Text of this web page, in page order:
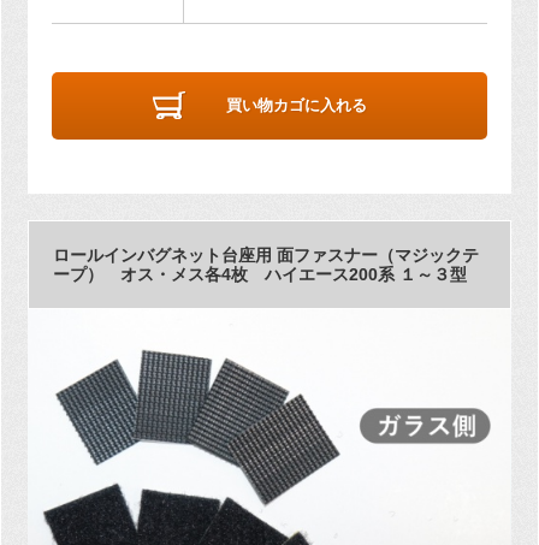
買い物カゴに入れる
ロールインバグネット台座用 面ファスナー（マジックテ
ープ） オス・メス各4枚 ハイエース200系 １～３型